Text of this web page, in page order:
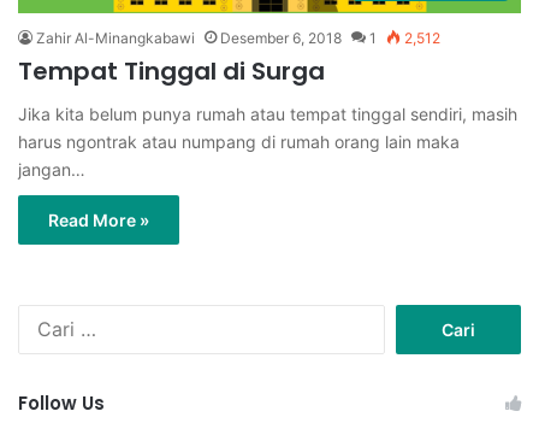
Zahir Al-Minangkabawi Desember 6, 2018 1 2,512
Tempat Tinggal di Surga
Jika kita belum punya rumah atau tempat tinggal sendiri, masih
harus ngontrak atau numpang di rumah orang lain maka
jangan…
Read More »
Follow Us